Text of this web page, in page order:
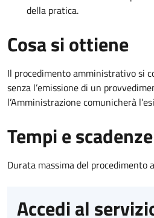
della pratica.
Cosa si ottiene
Il procedimento amministrativo si
senza l’emissione di un
l’Amministrazione comunicherà
Tempi e scadenze
Durata massima del
Accedi al